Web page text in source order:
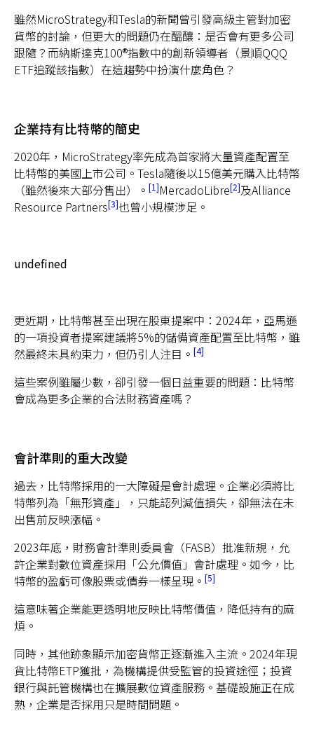
雖然MicroStrategy和Tesla的新聞曾引發高級主管對加密
貨幣的討論，但更大的問題仍在醞釀：是否會有更多公司
跟隨？而納斯達克100®指數中的創新領導者（景順QQQ
ETF追蹤該指數）在這趨勢中扮演什麼角色？
企業持有比特幣的簡史
2020年，MicroStrategy率先成為首家將大量資產配置至
比特幣的美國上市公司。Tesla隨後以15億美元購入比特幣
（雖然後來大部分售出）。 1 MercadoLibre 2 及Alliance
Resource Partners 3 也曾小規模涉足。
undefined
更近期，比特幣甚至出現在股東提案中：2024年，亞馬遜
的一項投資者提案建議將5%的儲備資產配置至比特幣，雖
然最終未具約束力，但仍引人注目。 4
這些案例雖屬少數，卻引發一個日益重要的問題：比特幣
會成為更多企業的合法財務資產嗎？
會計準則的重大改變
過去，比特幣採用的一大障礙是會計處理。企業必須將比
特幣列為「無形資產」，只能認列減值損失，卻無法在未
出售前反映漲幅。
2023年底，財務會計準則委員會（FASB）批准新規，允
許企業對數位資產採用「公允價值」會計處理。如今，比
特幣的盈虧可像股票或債券一樣呈現。 5
這意味著企業能更透明地反映比特幣價值，降低持有的麻
煩。
同時，其他跡象顯示加密貨幣正逐漸進入主流。2024年現
貨比特幣ETP獲批，為機構提供受監管的投資途徑；投資
銀行與託管機構也在擴展數位資產服務。基礎設施正在成
熟，企業是否採用只是時間問題。